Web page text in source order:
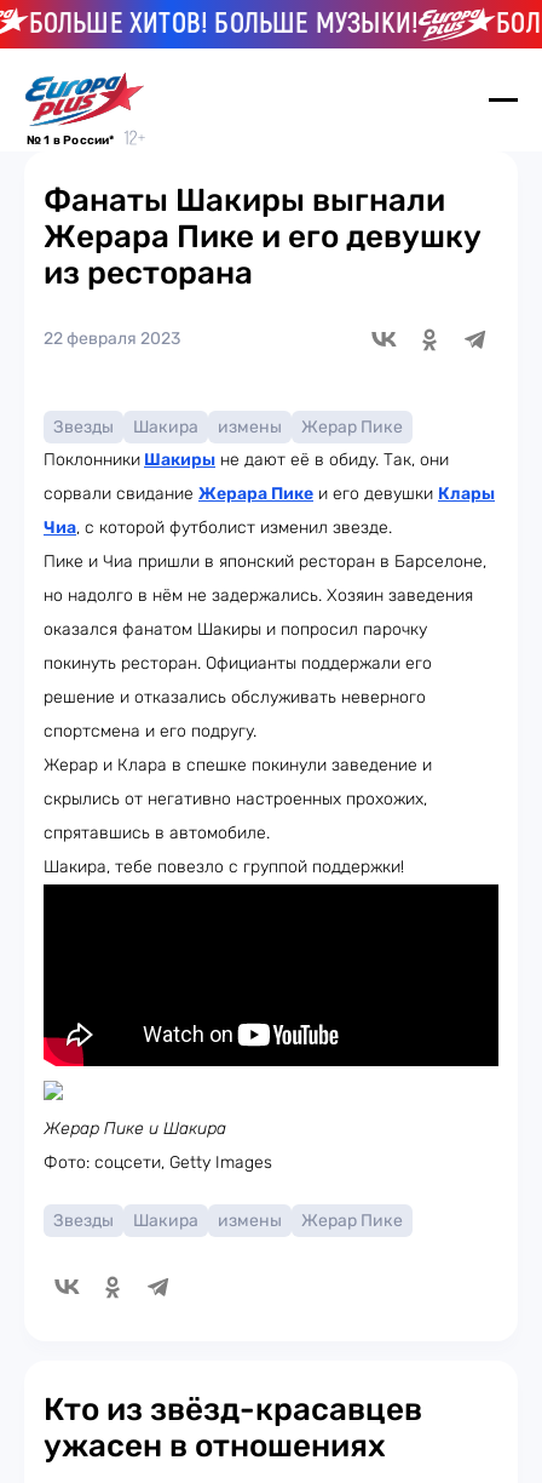
ХИТОВ! БОЛЬШЕ МУЗЫКИ!
№ 1 в России*
Фанаты Шакиры выгнали
Жерара Пике и его девушку
из ресторана
22 февраля 2023
Звезды Шакира измены
Жерар Пике
Поклонники Шакиры не дают её в обиду. Так, они
сорвали свидание Жерара Пике и его девушки Клары
Чиа, с которой футболист изменил звезде.
Пике и Чиа пришли в японский ресторан в Барселоне,
но надолго в нём не задержались. Хозяин заведения
оказался фанатом Шакиры и попросил парочку
покинуть ресторан. Официанты поддержали его
решение и отказались обслуживать неверного
спортсмена и его подругу.
Жерар и Клара в спешке покинули заведение и
скрылись от негативно настроенных прохожих,
спрятавшись в автомобиле.
Шакира, тебе повезло с группой поддержки!
Жерар Пике и Шакира
Фото: соцсети, Getty Images
Звезды Шакира измены Жерар Пике
Кто из звёзд-красавцев
ужасен в отношениях